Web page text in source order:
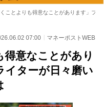
くことよりも得意なことがあります」プ
07:00 マネーポストWEB
得意なことがあり
イターが日々磨い